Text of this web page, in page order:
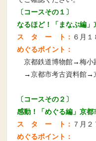
〔コースその１〕
なるほど！「まなぶ編」
ス タ ー ト： ６月１
めぐるポイント：
京都鉄道博物館→梅小
→京都市考古資料館→
〔コースその２〕
感動！「めぐる編」京都
ス タ ー ト： ７月２
めぐるポイント：